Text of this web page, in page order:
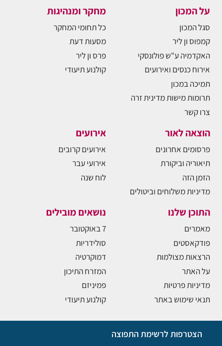
על המכון
סגל המכון
קמפוס ון ליר
האקדמיה ע"ש פולונסקי
אירוח כנסים ואירועים
תמיכה במכון
תרומות מישות מדינית זרה
צרו קשר
מחקר ומנהיגות
כל תחומי המחקר
מסעות דעת
פרס ון ליר
קולנוע תיעודי
הוצאה לאור
פרסומים אחרונים
תיאוריה וביקורת
הזמן הזה
מדיניות משלוחים וביטולים
אירועים
אירועים קרובים
אירועי עבר
לוח שנה
התוכן שלנו
מאמרים
פודקאסטים
הרצאות מצולמות
על האתר
מדיניות פרטיות
תנאי שימוש באתר
נושאים מובילים
7 באוקטובר
סולידריות
דמוקרטיה
המזרח התיכון
פמיניזם
קולנוע תיעודי
הצטרפות לרשימת התפוצה